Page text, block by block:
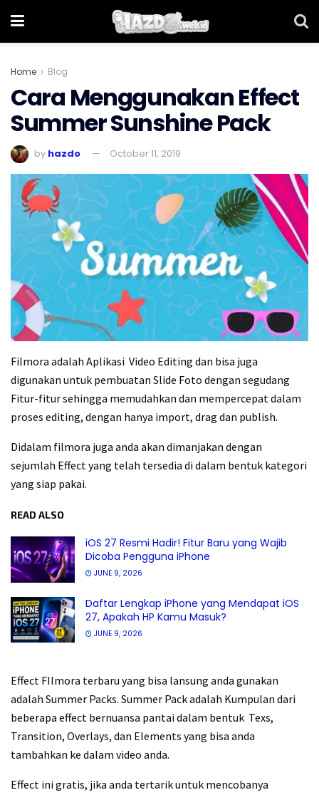
Home Blog
Cara Menggunakan Effect
Summer Sunshine Pack
by hazdo October 11, 2019
Filmora adalah Aplikasi Video Editing dan bisa juga
digunakan untuk pembuatan Slide Foto dengan segudang
Fitur-fitur sehingga memudahkan dan mempercepat dalam
proses editing, dengan hanya import, drag dan publish.
Didalam filmora juga anda akan dimanjakan dengan
sejumlah Effect yang telah tersedia di dalam bentuk kategori
yang siap pakai.
READ ALSO
iOS 27 Resmi Hadir! Fitur Baru yang Wajib
Dicoba Pengguna iPhone
JUNE 9, 2026
Daftar Lengkap iPhone yang Mendapat iOS
27, Apakah HP Kamu Masuk?
JUNE 9, 2026
Effect FIlmora terbaru yang bisa lansung anda gunakan
adalah Summer Packs. Summer Pack adalah Kumpulan dari
beberapa effect bernuansa pantai dalam bentuk Texs,
Transition, Overlays, dan Elements yang bisa anda
tambahkan ke dalam video anda.
Effect ini gratis, jika anda tertarik untuk mencobanya